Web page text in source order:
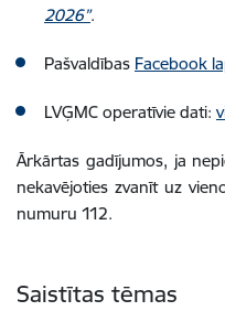
2026”.
Pašvaldības Facebook
LVĢMC operatīvie dati:
Ārkārtas gadījumos, ja
nekavējoties zvanīt uz
numuru 112.
Saistītas tēmas